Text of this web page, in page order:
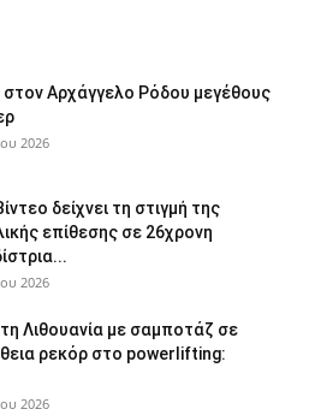
στον Αρχάγγελο Ρόδου μεγέθους
2026
δείχνει τη στιγμή της
επίθεσης σε 26χρονη
2026
Λιθουανία με σαμποτάζ σε
ρεκόρ στο powerlifting:
2026